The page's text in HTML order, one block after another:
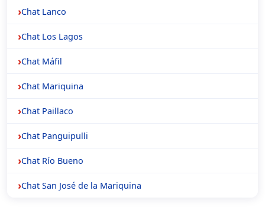
Chat Lanco
Chat Los Lagos
Chat Máfil
Chat Mariquina
Chat Paillaco
Chat Panguipulli
Chat Río Bueno
Chat San José de la Mariquina